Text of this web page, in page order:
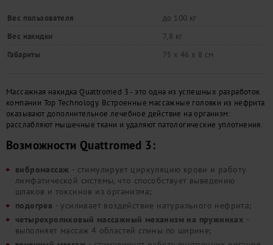
Вес пользователя
до 100 кг
Вес накидки
7,8 кг
Габариты
75 х 46 х 8 см
Массажная накидка Quattromed 3 - это одна из успешных разработок
компании Top Technology. Встроенные массажные головки из нефрита
оказывают дополнительное лечебное действие на организм:
расслабляют мышечные ткани и удаляют патологические уплотнения.
Возможности Quattromed 3:
вибромассаж - стимулирует циркуляцию крови и работу
лимфатической системы, что способствует выведению
шлаков и токсинов из организма;
подогрев - усиливает воздействие натурального нефрита;
четырехроликовый массажный механизм на пружинках -
выполняет массаж 4 областей спины по ширине;